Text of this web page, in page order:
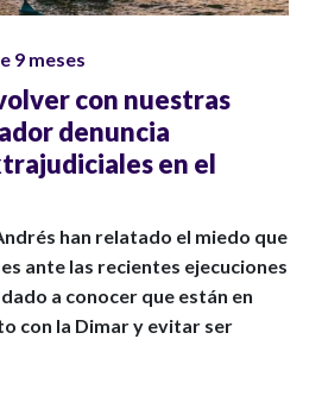
9 meses
con nuestras
denuncia
en el
han relatado el miedo que
ante las recientes ejecuciones
a conocer que están en
con la Dimar y evitar ser